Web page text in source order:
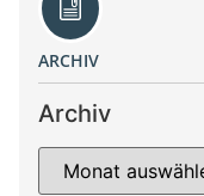
ARCHIV
Archiv